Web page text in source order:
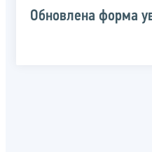
Обновлена форма